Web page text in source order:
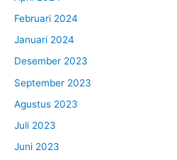
Februari 2024
Januari 2024
Desember 2023
September 2023
Agustus 2023
Juli 2023
Juni 2023